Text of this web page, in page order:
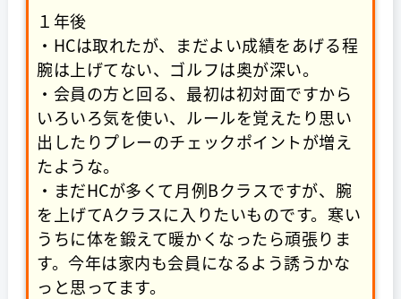
１年後
・HCは取れたが、まだよい成績をあげる程
腕は上げてない、ゴルフは奥が深い。
・会員の方と回る、最初は初対面ですから
いろいろ気を使い、ルールを覚えたり思い
出したりプレーのチェックポイントが増え
たような。
・まだHCが多くて月例Bクラスですが、腕
を上げてAクラスに入りたいものです。寒い
うちに体を鍛えて暖かくなったら頑張りま
す。今年は家内も会員になるよう誘うかな
っと思ってます。